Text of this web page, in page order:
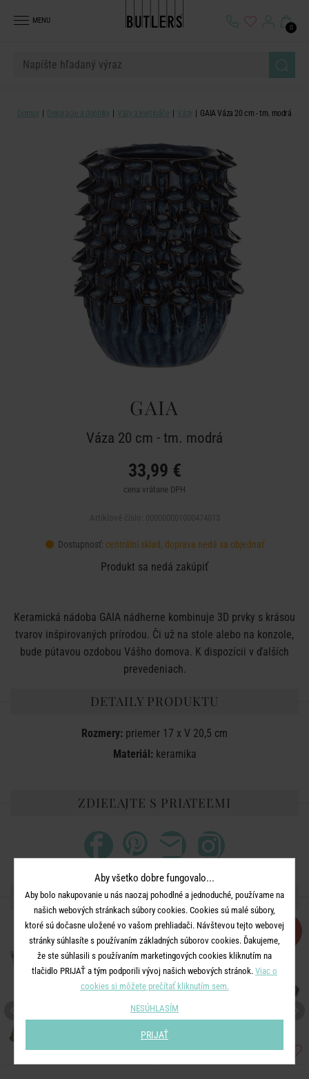
MENU
0
Domov Dekorácie a doplnky Vázy a kvetináče Vázy GAIA Váza 20 cm - tm. modrá
GAIA
Váza 20 cm - tm. modrá
33,99 €
cena vrátane DPH
Dostupnosť: centrální sklad, doprava nedá sa objednať
Produkt sa nedá zakúpiť
Keramická nádoba GAIA nádherne kombinuje 3D prvky s krásou
tvarov inšpirovaných prírodou. Či už na stole alebo na konzole,
bude pútavou ozdobou Vášho domova. K dispozícii v ďalších
prevedeniach.
DETAILY PRODUKTU
Rozmery: priemer 17 x V 20,5 cm
Materiál:keramika
ZDIEĽAJTE S PRIATEĽMI
ĎALŠIE PRODUKTY ZO SÉRIE
-50
Aby všetko dobre fungovalo...
Aby bolo nakupovanie u nás naozaj pohodlné a jednoduché, používame na
našich webových stránkach súbory cookies. Cookies sú malé súbory,
ktoré sú dočasne uložené vo vašom prehliadači. Návštevou tejto webovej
stránky súhlasíte s používaním základných súborov cookies. Ďakujeme,
že ste súhlasili s používaním marketingových cookies kliknutím na
tlačidlo PRIJAŤ a tým podporili vývoj našich webových stránok. Viac o
cookies si môžete prečítať kliknutím sem.
NESÚHLASÍM
PRIJAŤ